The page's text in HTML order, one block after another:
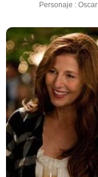
Personaje : Oscar